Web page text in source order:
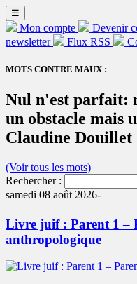
☰
Mon compte Devenir
newsletter
Flux RSS
MOTS CONTRE MAUX :
Nul n'est parfait:
un obstacle mais
Claudine Douillet
(Voir tous les mots)
Rechercher :
samedi 08 août 2026-
Livre juif : Parent 1 –
anthropologique